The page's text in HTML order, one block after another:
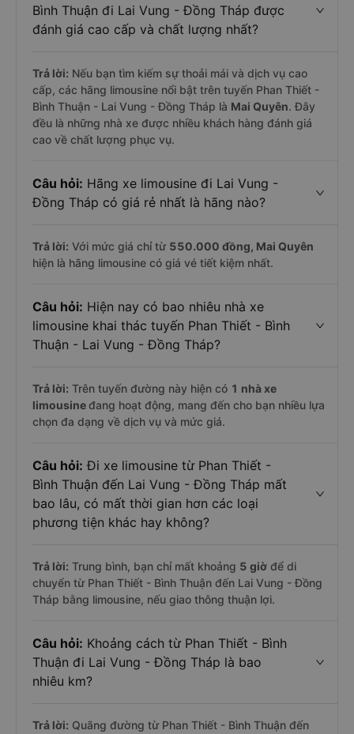
Bình Thuận đi Lai Vung - Đồng Tháp được
đánh giá cao cấp và chất lượng nhất?
Trả lời: Nếu bạn tìm kiếm sự thoải mái và dịch vụ cao
cấp, các hãng limousine nổi bật trên tuyến Phan Thiết -
Bình Thuận - Lai Vung - Đồng Tháp là Mai Quyên. Đây
đều là những nhà xe được nhiều khách hàng đánh giá
cao về chất lượng phục vụ.
Câu hỏi: Hãng xe limousine đi Lai Vung -
Đồng Tháp có giá rẻ nhất là hãng nào?
Trả lời: Với mức giá chỉ từ 550.000 đồng, Mai Quyên
hiện là hãng limousine có giá vé tiết kiệm nhất.
Câu hỏi: Hiện nay có bao nhiêu nhà xe
limousine khai thác tuyến Phan Thiết - Bình
Thuận - Lai Vung - Đồng Tháp?
Trả lời: Trên tuyến đường này hiện có 1 nhà xe
limousineđang hoạt động, mang đến cho bạn nhiều lựa
chọn đa dạng về dịch vụ và mức giá.
Câu hỏi: Đi xe limousine từ Phan Thiết -
Bình Thuận đến Lai Vung - Đồng Tháp mất
bao lâu, có mất thời gian hơn các loại
phương tiện khác hay không?
Trả lời: Trung bình, bạn chỉ mất khoảng 5 giờ để di
chuyển từ Phan Thiết - Bình Thuận đến Lai Vung - Đồng
Tháp bằng limousine, nếu giao thông thuận lợi.
Câu hỏi: Khoảng cách từ Phan Thiết - Bình
Thuận đi Lai Vung - Đồng Tháp là bao
nhiêu km?
Trả lời: Quãng đường từ Phan Thiết - Bình Thuận đến